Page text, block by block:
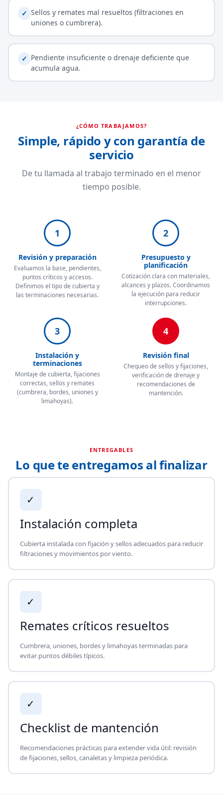
✓ Sellos y remates mal resueltos (filtraciones en
uniones o cumbrera).
✓ Pendiente insuficiente o drenaje deficiente que
acumula agua.
¿CÓMO TRABAJAMOS?
Simple, rápido y con garantía de
servicio
De tu llamada al trabajo terminado en el menor
tiempo posible.
1
Revisión y preparación
Evaluamos la base, pendientes,
puntos críticos y accesos.
Definimos el tipo de cubierta y
las terminaciones necesarias.
2
Presupuesto y
planificación
Cotización clara con materiales,
alcances y plazos. Coordinamos
la ejecución para reducir
interrupciones.
3
Instalación y
terminaciones
Montaje de cubierta, fijaciones
correctas, sellos y remates
(cumbrera, bordes, uniones y
limahoyas).
4
Revisión final
Chequeo de sellos y fijaciones,
verificación de drenaje y
recomendaciones de
mantención.
ENTREGABLES
Lo que te entregamos al finalizar
✓
Instalación completa
Cubierta instalada con fijación y sellos adecuados para reducir
filtraciones y movimientos por viento.
✓
Remates críticos resueltos
Cumbrera, uniones, bordes y limahoyas terminadas para
evitar puntos débiles típicos.
✓
Checklist de mantención
Recomendaciones prácticas para extender vida útil: revisión
de fijaciones, sellos, canaletas y limpieza periódica.